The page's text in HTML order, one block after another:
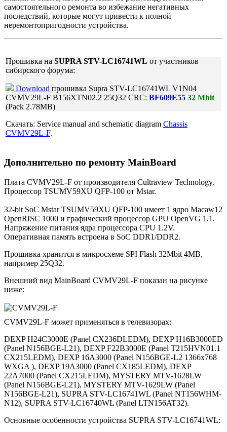
самостоятельного ремонта во избежаниe негативных
последствий, которые могут привести к полной
неремонтопригодности устройства.
Прошивка на SUPRA STV-LC16741WL от участников
сибирского форума:
Download прошивка Supra STV-LC16741WL V1N04
CVMV29L-F B156XTN02.2 25Q32 CRC: BF609E55 32 Mbit
(Pack 2.78MB)
Cкачать: Service manual and schematic diagram Chassis
CVMV29L-F.
Дополнительно по ремонту MainBoard
Плата CVMV29L-F от производителя Cultraview Technology.
Процессор TSUMV59XU QFP-100 от Mstar.
32-bit SoC Mstar TSUMV59XU QFP-100 имеет 1 ядро Macaw12
OpenRISC 1000 и графический процессор GPU OpenVG 1.1.
Напряжение питания ядра процессора CPU 1.2V.
Оперативная память встроена в SoC DDR1/DDR2.
Прошивка хранится в микросхеме SPI Flash 32Mbit 4MB,
например 25Q32.
Внешний вид MainBoard CVMV29L-F показан на рисунке
ниже:
CVMV29L-F может применяться в телевизорах:
DEXP H24C3000E (Panel CX236DLEDM), DEXP H16B3000ED
(Panel N156BGE-L21), DEXP F22B3000E (Panel T215HVN01.1
CX215LEDM), DEXP 16A3000 (Panel N156BGE-L2 1366x768
WXGA ), DEXP 19A3000 (Panel CX185LEDM), DEXP
22A7000 (Panel CX215LEDM), MYSTERY MTV-1628LW
(Panel N156BGE-L21), MYSTERY MTV-1629LW (Panel
N156BGE-L21), SUPRA STV-LC16741WL (Panel NT156WHM-
N12), SUPRA STV-LC16740WL (Panel LTN156AT32).
Основные особенности устройства SUPRA STV-LC16741WL: